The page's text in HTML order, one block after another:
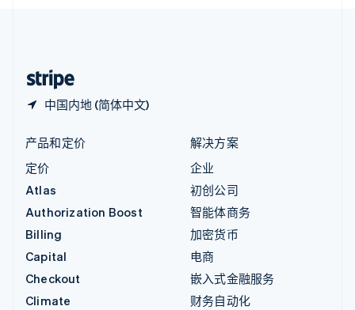
中国内地 (简体中文)
产品和定价
定价
Atlas
Authorization Boost
Billing
Capital
Checkout
Climate
解决方案
企业
初创公司
智能体商务
加密货币
电商
嵌入式金融服务
财务自动化